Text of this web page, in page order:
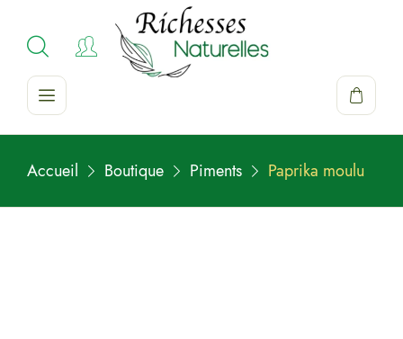
Accueil Boutique Piments Paprika moulu